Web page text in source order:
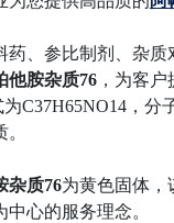
参比制剂、杂质
他胺杂质76 ，为客
C37H65NO14，
杂质76为黄色固体，
心的服务理念。